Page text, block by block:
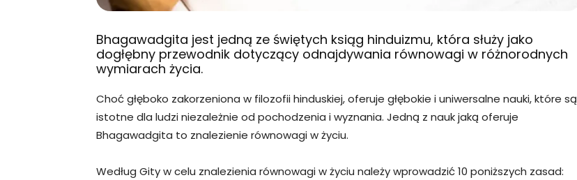
Bhagawadgita jest jedną ze świętych ksiąg hinduizmu, która służy jako
dogłębny przewodnik dotyczący odnajdywania równowagi w różnorodnych
wymiarach życia.
Choć głęboko zakorzeniona w filozofii hinduskiej, oferuje głębokie i uniwersalne nauki, które są
istotne dla ludzi niezależnie od pochodzenia i wyznania. Jedną z nauk jaką oferuje
Bhagawadgita to znalezienie równowagi w życiu.
Według Gity w celu znalezienia równowagi w życiu należy wprowadzić 10 poniższych zasad: